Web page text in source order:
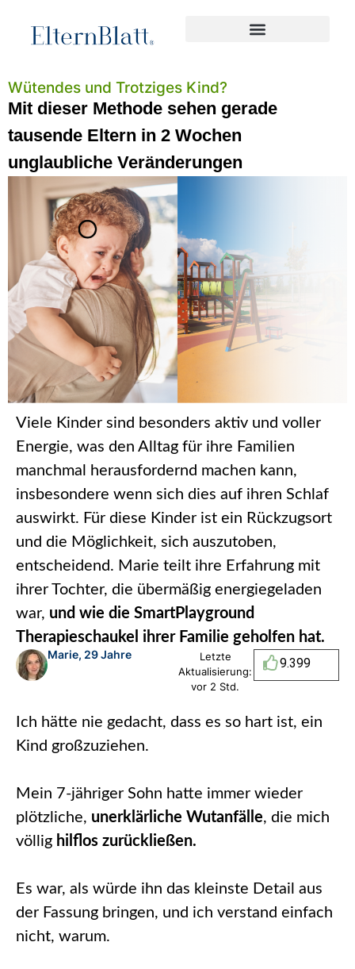
Wütendes und Trotziges Kind?
Mit dieser Methode sehen gerade
tausende Eltern in 2 Wochen
unglaubliche Veränderungen
Viele Kinder sind besonders aktiv und voller
Energie, was den Alltag für ihre Familien
manchmal herausfordernd machen kann,
insbesondere wenn sich dies auf ihren Schlaf
auswirkt. Für diese Kinder ist ein Rückzugsort
und die Möglichkeit, sich auszutoben,
entscheidend. Marie teilt ihre Erfahrung mit
ihrer Tochter, die übermäßig energiegeladen
war, und wie die SmartPlayground
Therapieschaukel ihrer Familie geholfen hat.
Marie, 29 Jahre
Letzte
Aktualisierung:
vor 2 Std.
9.399
Ich hätte nie gedacht, dass es so hart ist, ein
Kind großzuziehen.
Mein 7-jähriger Sohn hatte immer wieder
plötzliche, unerklärliche Wutanfälle, die mich
völlig hilflos zurückließen.
Es war, als würde ihn das kleinste Detail aus
der Fassung bringen, und ich verstand einfach
nicht, warum.